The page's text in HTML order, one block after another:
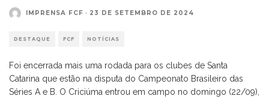
IMPRENSA FCF · 23 DE SETEMBRO DE 2024
DESTAQUE FCF NOTÍCIAS
Foi encerrada mais uma rodada para os clubes de Santa
Catarina que estão na disputa do Campeonato Brasileiro das
Séries A e B. O Criciúma entrou em campo no domingo (22/09),